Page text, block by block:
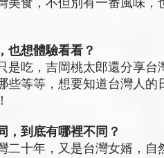
美食，不但別有一番風味
也想體驗看看？
是吃，吉岡桃太郎還分享
些等等，想要知道台灣人
，到底有哪裡不同？
二十年，又是台灣女婿，